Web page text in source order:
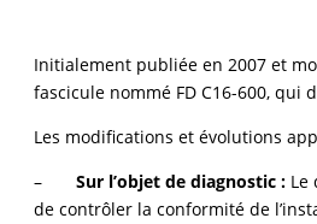
Initialement publiée en 2007 et
fascicule nommé FD C16-600,
Les modifications et évolutions
–Sur l’objet de diagnostic: Le
de contrôler la conformité de